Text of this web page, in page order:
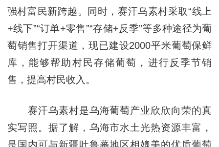
强村富民新跨越。同时，赛汗乌素村采取“线上
+线下”“订单+零售”“存储+反季”等多种途径为葡
萄销售打开渠道，现已建设2000平米葡萄保鲜
库，能够帮助村民存储葡萄，进行反季节销
售，提高村民收入。
赛汗乌素村是乌海葡萄产业欣欣向荣的真
实写照。据了解，乌海市水土光热资源丰富，
是国内可与新疆吐鲁蕃地区相媲美的优质葡萄